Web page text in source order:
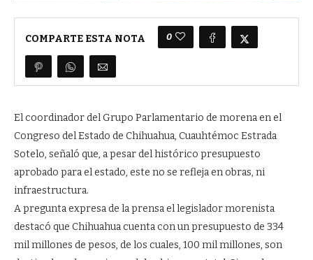
COMPARTE ESTA NOTA 0
El coordinador del Grupo Parlamentario de morena en el
Congreso del Estado de Chihuahua, Cuauhtémoc Estrada
Sotelo, señaló que, a pesar del histórico presupuesto
aprobado para el estado, este no se refleja en obras, ni
infraestructura.
A pregunta expresa de la prensa el legislador morenista
destacó que Chihuahua cuenta con un presupuesto de 334
mil millones de pesos, de los cuales, 100 mil millones, son